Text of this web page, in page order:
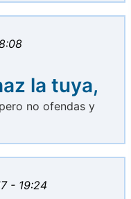
la tuya,
no ofendas y
- 19:24